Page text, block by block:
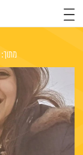
מתוך: